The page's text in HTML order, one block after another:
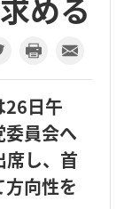
める
26日午
員会へ
席し、首
向性を